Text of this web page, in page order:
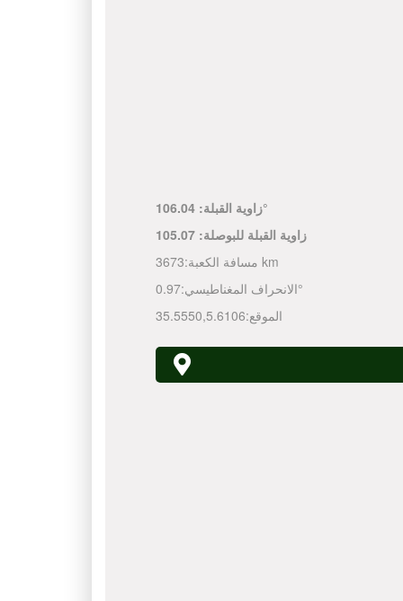
زاوية القبلة:106.04°
زاوية القبلة للبوصلة:105.07
مسافة الكعبة: 3673 km
الانحراف المغناطيسي:0.97°
الموقع:
35.5550,5.6106